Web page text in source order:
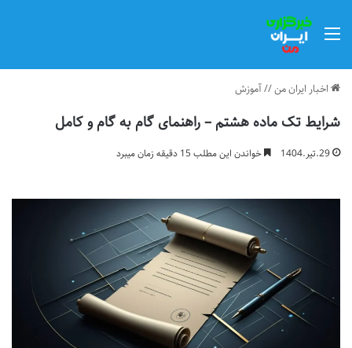
اخبار ایران من//آموزش
شرایط تک ماده هشتم – راهنمای گام به گام و کامل
29.تیر.1404 خواندن این مطلب 15 دقیقه زمان میبرد